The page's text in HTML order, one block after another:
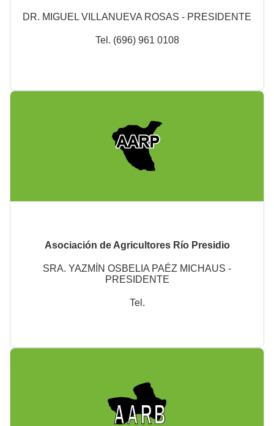
DR. MIGUEL VILLANUEVA ROSAS - PRESIDENTE
Tel. (696) 961 0108
Asociación de Agricultores Río Presidio
SRA. YAZMÍN OSBELIA PAÉZ MICHAUS -
PRESIDENTE
Tel.